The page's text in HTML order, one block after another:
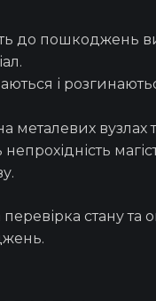
до пошкоджень
і
металевих вузлах
перевірка стану та